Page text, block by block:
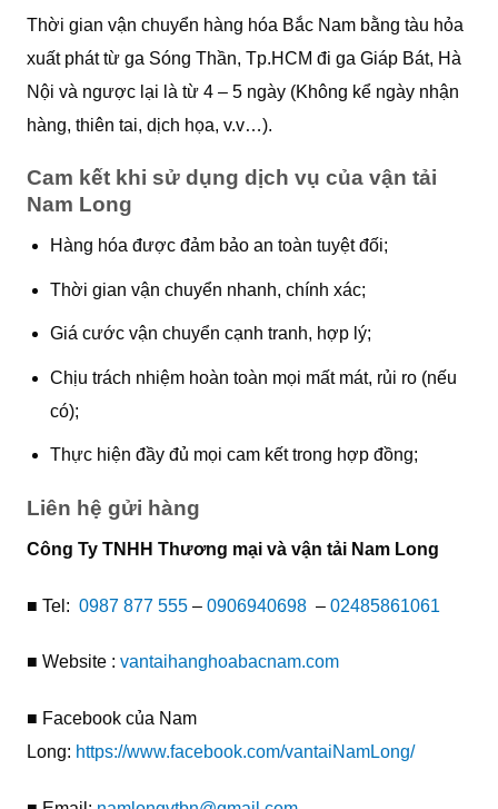
Thời gian vận chuyển hàng hóa Bắc Nam bằng tàu hỏa
xuất phát từ ga Sóng Thần, Tp.HCM đi ga Giáp Bát, Hà
Nội và ngược lại là từ 4 – 5 ngày (Không kể ngày nhận
hàng, thiên tai, dịch họa, v.v…).
Cam kết khi sử dụng dịch vụ của vận tải
Nam Long
Hàng hóa được đảm bảo an toàn tuyệt đối;
Thời gian vận chuyển nhanh, chính xác;
Giá cước vận chuyển cạnh tranh, hợp lý;
Chịu trách nhiệm hoàn toàn mọi mất mát, rủi ro (nếu
có);
Thực hiện đầy đủ mọi cam kết trong hợp đồng;
Liên hệ gửi hàng
Công Ty TNHH Thương mại và vận tải Nam Long
■ Tel: 0987 877 555 – 0906940698 – 02485861061
■ Website : vantaihanghoabacnam.com
■ Facebook của Nam
Long: https://www.facebook.com/vantaiNamLong/